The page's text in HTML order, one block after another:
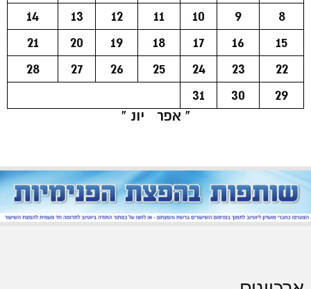
8
9
10
11
12
13
14
15
16
17
18
19
20
21
22
23
24
25
26
27
28
29
30
31
« אפר
יונ »